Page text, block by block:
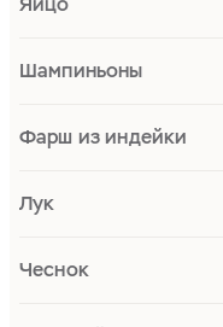
Шампиньоны
Фарш из индейки
Лук
Чеснок